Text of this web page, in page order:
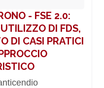
- FSE 2.0:
DI FDS,
DI CASI PRATICI